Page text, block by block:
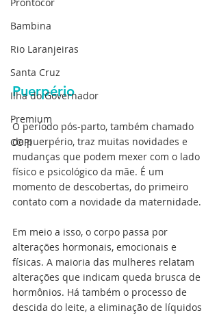
Bambina
Rio Laranjeiras
Santa Cruz
Ilha do Governador
Premium
COPI
Puerpério
O período pós-parto, também chamado
de puerpério, traz muitas novidades e
mudanças que podem mexer com o lado
físico e psicológico da mãe. É um
momento de descobertas, do primeiro
contato com a novidade da maternidade.
Em meio a isso, o corpo passa por
alterações hormonais, emocionais e
físicas. A maioria das mulheres relatam
alterações que indicam queda brusca de
hormônios. Há também o processo de
descida do leite, a eliminação de líquidos